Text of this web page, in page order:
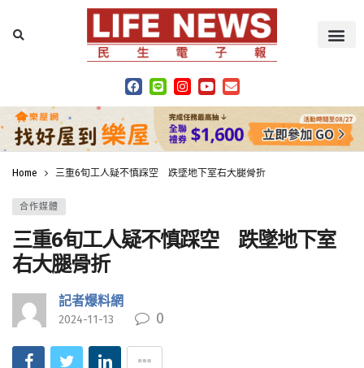
Home 三重6旬工人疑不慎踩空 跌墜地下室右大腿骨折
合作媒體
三重6旬工人疑不慎踩空 跌墜地下室
右大腿骨折
記者爆料網
2024-11-13 0